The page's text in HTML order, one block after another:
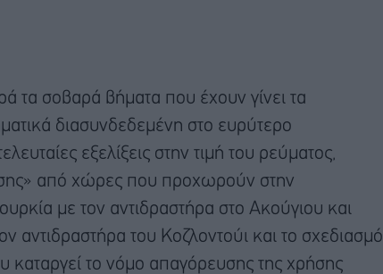
τα σοβαρά βήματα που έχουν γίνει τα
διασυνδεδεμένη στο ευρύτερο
εξελίξεις στην τιμή του ρεύματος,
από χώρες που προχωρούν στην
με τον αντιδραστήρα στο Ακούγιου και
αντιδραστήρα του Κοζλοντούι και το σχεδιασμό
το νόμο απαγόρευσης της χρήσης